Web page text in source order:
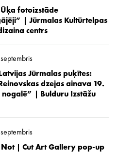
fotoizstāde
| Jūrmalas Kultūrtelpas
centrs
Jūrmalas puķītes:
dzejas ainava 19.
nogalē” | Bulduru Izstāžu
| Cut Art Gallery pop-up